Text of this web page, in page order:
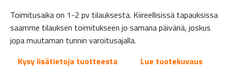
Toimitusaika on 1-2 pv tilauksesta. Kiireellisissä tapauksissa
saamme tilauksen toimitukseen jo samana päivänä, joskus
jopa muutaman tunnin varoitusajalla.
Kysy lisätietoja tuotteesta
Lue tuotekuvaus